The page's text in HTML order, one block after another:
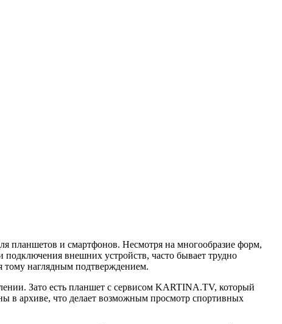
планшетов и смартфонов. Несмотря на многообразие форм,
внешних устройств, часто бывает трудно
тому наглядным подтверждением.
Зато есть планшет с сервисом KARTINA.TV, который
в архиве, что делает возможным просмотр спортивных